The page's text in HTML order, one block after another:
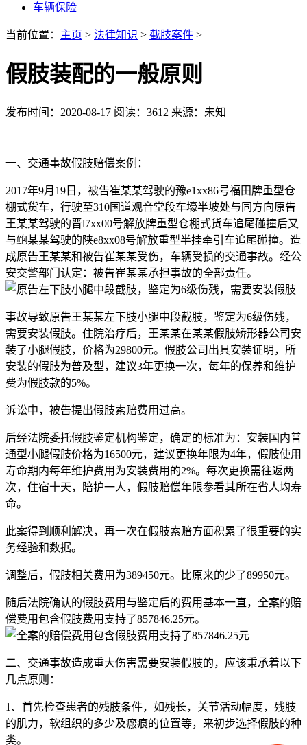
车辆保险
当前位置： 主页 > 法律知识 > 截肢案件 >
假肢装配的一般原则
发布时间：2020-08-17 阅读：3612 来源：未知
一、交通事故假肢赔偿案例：
2017年9月19日，被告崔某某驾驶的豫e1xx86号福田牌重型仓
棚式货车，行驶至310国道观音堂段车壕半坡处与同方向原告
王某某驾驶的晋l7xx00号解放牌重型仓棚式货车追尾碰撞后又
与鲍某某驾驶的陕e8xx08号解放重型半挂牵引车追尾碰撞。造
成原告王某某和被告崔某某受伤，车辆受损的交通事故。经公
安交警部门认定：被告崔某某承担事故的全部责任。
事故导致原告王某某左下肢小腿中段截肢，鉴定为6级伤残，
需要安装假肢。住院治疗后，王某某在某某假肢矫形器公司安
装了小腿假肢，价格为29800元。假肢公司出具安装证明，所
安装的假肢为普及型，建议3年更换一次，每年的保养和维护
费为假肢款的5%。
诉讼中，被告提出假肢索赔费用过高。
后经法院委托假肢鉴定机构鉴定，确定的标准为：安装国内普
通型小腿假肢价格为16500元，建议更换年限为4年，假肢使用
寿命期内每年维护费用为安装费用的2%。每次更换需往返两
次，住宿十天，陪护一人，假肢赔偿年限参看其所在省人均寿
命。
此案得到顺利解决，再一次在假肢索赔方面积累了很重要的实
务经验和数据。
调整后，假肢相关费用为389450元。比原来的少了89950元。
随后法院确认的假肢费用与鉴定后的费用基本一直，全案的赔
偿费用包含假肢费用支持了857846.25元。
二、交通事故造成重大伤害需要安装假肢的，应该秉承着以下
几点原则：
1、首先检查患者的残肢条件，如残长，关节活动幅度，残肢
的肌力，软组织的多少及瘢痕的位置等，来初步选择假肢的种
类。